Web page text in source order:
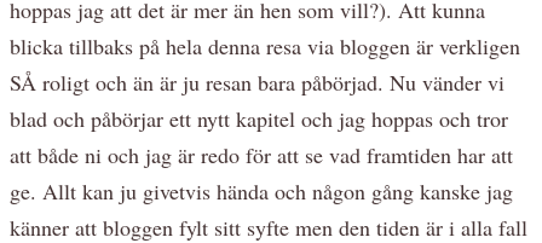
hoppas jag att det är mer än hen som vill?). Att kunna
blicka tillbaks på hela denna resa via bloggen är verkligen
SÅ roligt och än är ju resan bara påbörjad. Nu vänder vi
blad och påbörjar ett nytt kapitel och jag hoppas och tror
att både ni och jag är redo för att se vad framtiden har att
ge. Allt kan ju givetvis hända och någon gång kanske jag
känner att bloggen fylt sitt syfte men den tiden är i alla fall